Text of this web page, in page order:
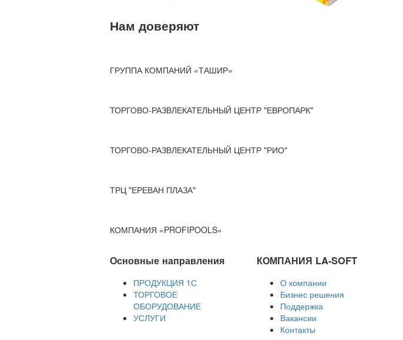
Нам доверяют
ГРУППА КОМПАНИЙ «ТАШИР»
ТОРГОВО-РАЗВЛЕКАТЕЛЬНЫЙ ЦЕНТР "ЕВРОПАРК"
ТОРГОВО-РАЗВЛЕКАТЕЛЬНЫЙ ЦЕНТР "РИО"
ТРЦ "ЕРЕВАН ПЛАЗА"
КОМПАНИЯ «PROFIPOOLS»
Основные направления
ПРОДУКЦИЯ 1С
ТОРГОВОЕ
ОБОРУДОВАНИЕ
УСЛУГИ
КОМПАНИЯ LA-SOFT
О компании
Бизнес решения
Поддержка
Вакансии
Контакты